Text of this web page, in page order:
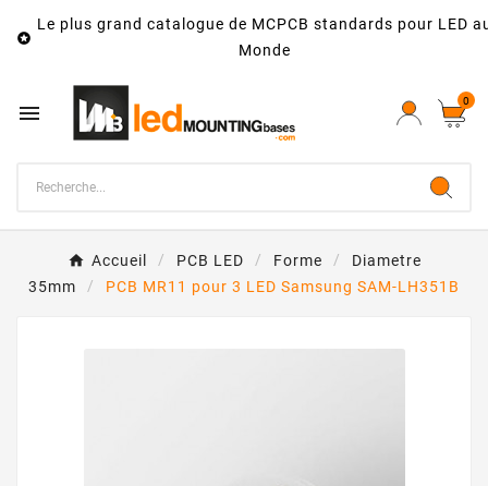

Le plus grand catalogue de MCPCB standards pour LED
Monde
 0
Accueil PCB LED Forme
Diametre
35mm
PCB MR11 pour 3 LED Samsung SAM-LH351B